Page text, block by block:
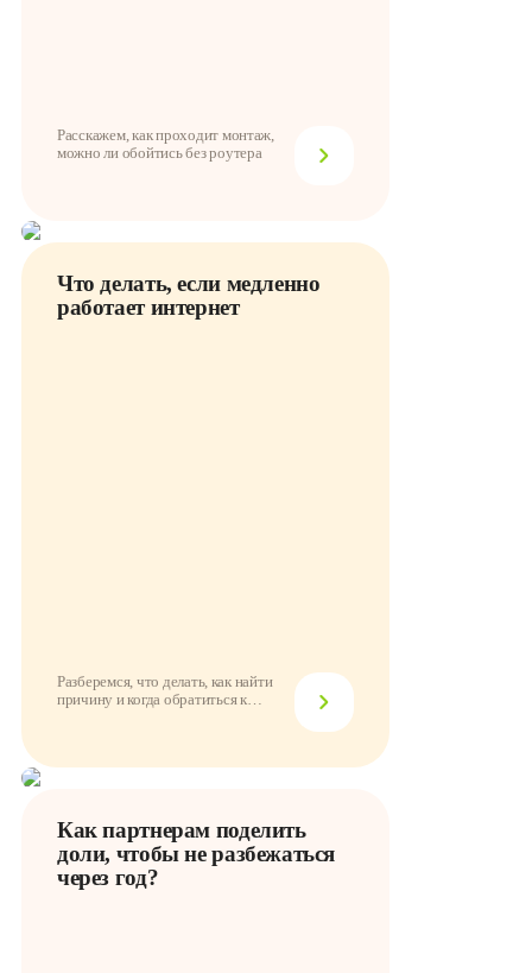
Расскажем, как проходит монтаж,
можно ли обойтись без роутера
Что делать, если медленно
работает интернет
Разберемся, что делать, как найти
причину и когда обратиться к
Как партнерам поделить
доли, чтобы не разбежаться
через год?